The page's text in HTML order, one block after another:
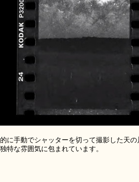
に手動でシャッターを切って撮影した天
特な雰囲気に包まれています。